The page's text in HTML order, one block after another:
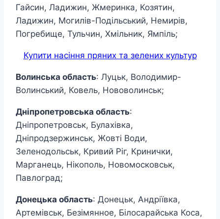
Гайсин, Ладижин, Жмеринка, Козятин,
Ладижин, Могилів-Подільський, Немирів,
Погребище, Тульчин, Хмільник, Ямпіль;
Купити насіння пряних та зелених культур
Волинська область: Луцьк, Володимир-
Волинський, Ковель, Нововолинськ;
Дніпропетровська область:
Дніпропетровськ, Булахівка,
Дніпродзержинськ, Жовті Води,
Зеленодольськ, Кривий Ріг, Кринички,
Марганець, Нікополь, Новомосковськ,
Павлоград;
Донецька область: Донецьк, Андріївка,
Артемівськ, Безімянное, Білосарайська Коса,